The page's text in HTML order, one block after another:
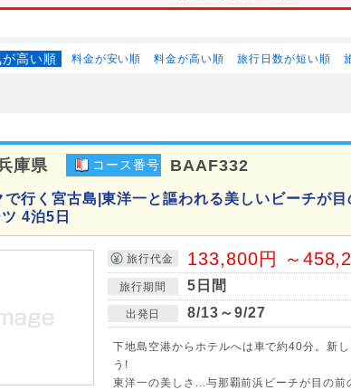
が高い順 料金が安い順 料金が高い順 旅行日数が短い順
庫県 コース番号 BAAF332
で行く宮古島|東洋一と謳われる美しいビーチが
4泊5日
旅行代金 133,800円 ～
旅行期間 5日間
出発日 8/13～9/27
下地島空港からホテルへは車で約40分。新
う!
東洋一の美しさ...与那覇前浜ビーチが目の